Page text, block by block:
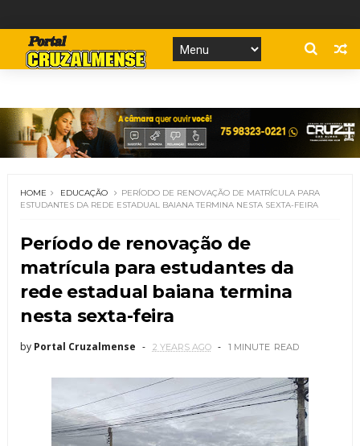
HOME EDUCAÇÃO
PERÍODO DE RENOVAÇÃO DE MATRÍCULA PARA
ESTUDANTES DA REDE ESTADUAL BAIANA TERMINA NESTA SEXTA-FEIRA
Período de renovação de
matrícula para estudantes da
rede estadual baiana termina
nesta sexta-feira
by Portal Cruzalmense 2 YEARS AGO 1 MINUTE READ